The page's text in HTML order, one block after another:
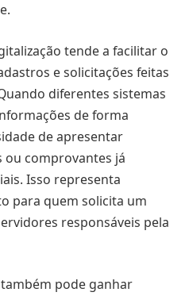
tende a facilitar o
e solicitações feitas
diferentes sistemas
de forma
de apresentar
comprovantes já
Isso representa
para quem solicita um
responsáveis pela
pode ganhar